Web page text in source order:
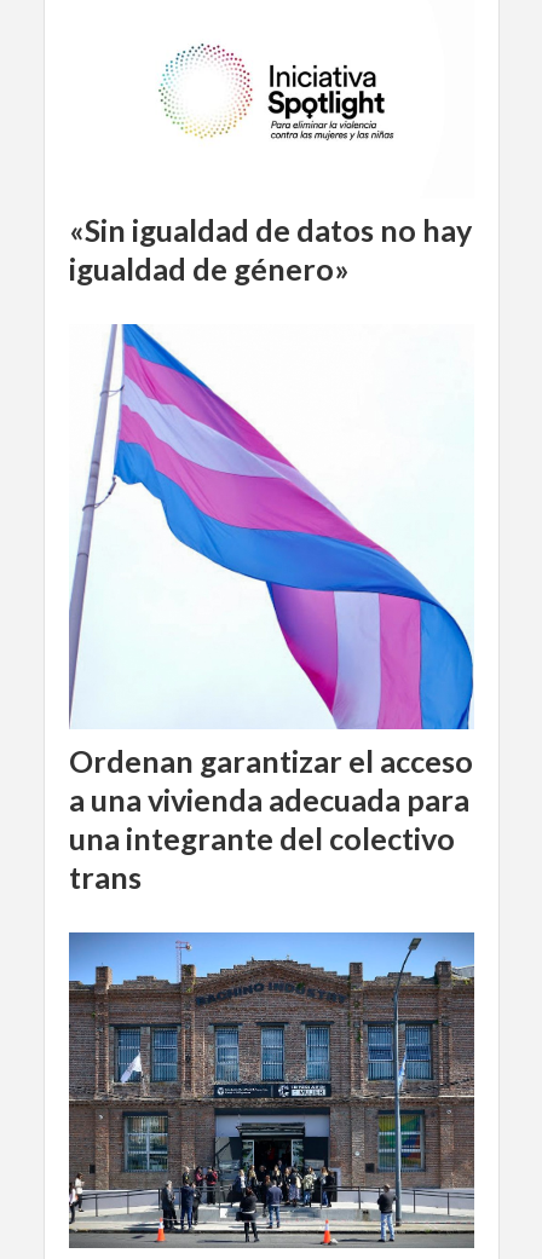
«Sin igualdad de datos no hay
igualdad de género»
Ordenan garantizar el acceso
a una vivienda adecuada para
una integrante del colectivo
trans